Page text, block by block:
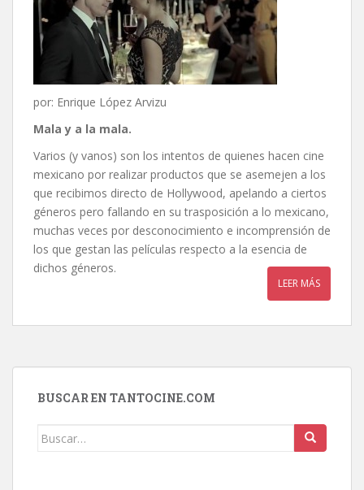
por: Enrique López Arvizu
Mala y a la mala.
Varios (y vanos) son los intentos de quienes hacen cine
mexicano por realizar productos que se asemejen a los
que recibimos directo de Hollywood, apelando a ciertos
géneros pero fallando en su trasposición a lo mexicano,
muchas veces por desconocimiento e incomprensión de
los que gestan las películas respecto a la esencia de
dichos géneros.
LEER MÁS
BUSCAR EN TANTOCINE.COM
Buscar: